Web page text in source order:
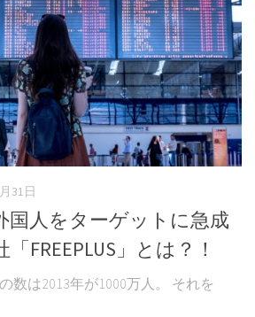
31日
国人をターゲットに急成
FREEPLUS」とは？！
数は2013年が1000万人。 それを